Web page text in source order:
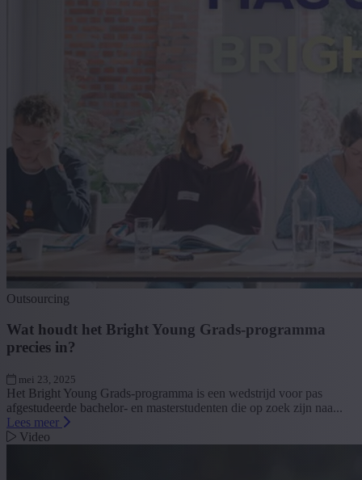
Outsourcing
Wat houdt het Bright Young Grads-programma
precies in?
mei 23, 2025
Het Bright Young Grads-programma is een wedstrijd voor pas
afgestudeerde bachelor- en masterstudenten die op zoek zijn naa...
Lees meer
Video